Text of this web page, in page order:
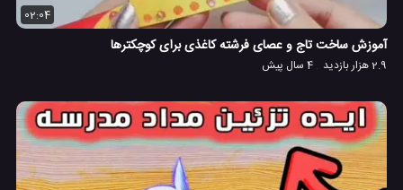
02:04
آموزش ساخت تاج و عصای فرشته کاغذی برای کوچکترها
2.9 هزار بازدید 4 سال پیش